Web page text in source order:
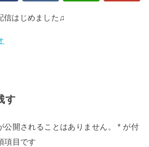
信はじめました♫
す
公開されることはありません。 * が付
項目です